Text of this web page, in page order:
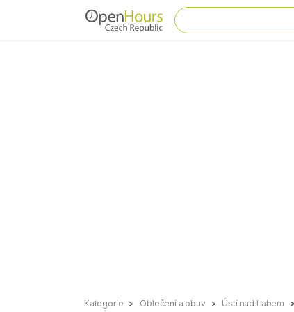
Kategorie Oblečení a obuv Ústí nad Labem